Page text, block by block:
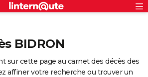
BIDRON
sur cette page au carnet des décès des
affiner votre recherche ou trouver un